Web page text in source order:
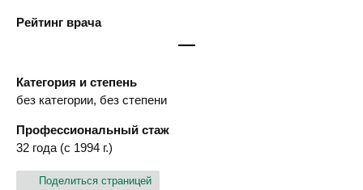
Рейтинг врача
—
Категория и степень
без категории, без степени
Профессиональный стаж
32 года (с 1994 г.)
Поделиться страницей